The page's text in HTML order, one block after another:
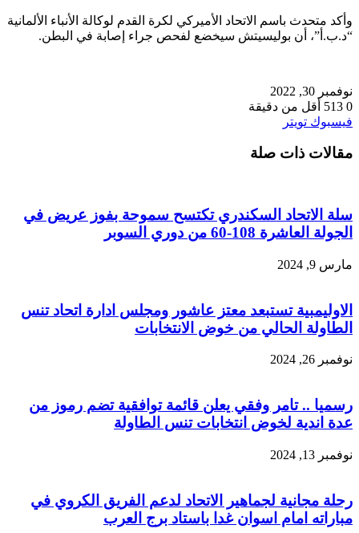
وأكد متحدث باسم الاتحاد الأميركي لكرة القدم لوكالة الأنباء الألمانية
“د.ب.أ”، أن بوليسيتش سيخضع لفحص جراء إصابة في البطن.
نوفمبر 30, 2022
0
أقل من دقيقة
فيسبوك تويتر
البريد
مقالات ذات صلة
سلة الاتحاد السكندري تكتسح سموحة بفوز عريض في
الجولة العاشرة 108-60 من دوري السوبر
مارس 9, 2024
الاوليمبية تستبعد معتز عاشور ومجلس ادارة اتحاد تنس
الطاولة الحالي من خوض الانتخابات
نوفمبر 26, 2024
رسميا .. تامر وفقي يعلن قائمة توافقية تضم رموز من
عدة اندية لخوض انتخابات تنس الطاولة
نوفمبر 13, 2024
رحلة مجانية لجماهير الاتحاد لدعم الفريق الكروي في
مباراته امام اسوان غدا باستاد برج العرب